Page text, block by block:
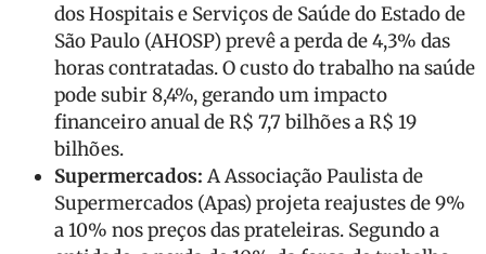
dos Hospitais e Serviços de Saúde do Estado de
São Paulo (AHOSP) prevê a perda de 4,3% das
horas contratadas. O custo do trabalho na saúde
pode subir 8,4%, gerando um impacto
financeiro anual de R$ 7,7 bilhões a R$ 19
bilhões.
Supermercados: A Associação Paulista de
Supermercados (Apas) projeta reajustes de 9%
a 10% nos preços das prateleiras. Segundo a